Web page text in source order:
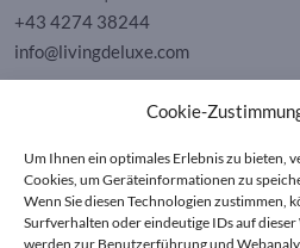
Cookie-
Um Ihnen ein optimales Erlebnis zu bieten,
Cookies, um Geräteinformationen zu
Wenn Sie diesen Technologien zustimmen,
Surfverhalten oder eindeutige IDs auf
werden zur Benutzerführung und
+43 4274 38244
info@livingdeluxe.com
Real Estate GmbH
Schäfflerstraße 3 | 80333 München